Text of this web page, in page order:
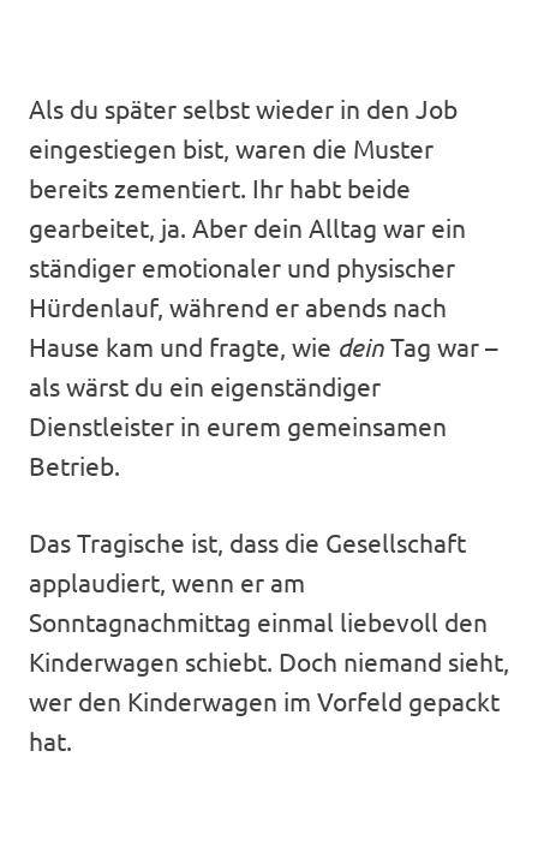
Als du später selbst wieder in den Job
eingestiegen bist, waren die Muster
bereits zementiert. Ihr habt beide
gearbeitet, ja. Aber dein Alltag war ein
ständiger emotionaler und physischer
Hürdenlauf, während er abends nach
Hause kam und fragte, wie deinTag war –
als wärst du ein eigenständiger
Dienstleister in eurem gemeinsamen
Betrieb.
Das Tragische ist, dass die Gesellschaft
applaudiert, wenn er am
Sonntagnachmittag einmal liebevoll den
Kinderwagen schiebt. Doch niemand sieht,
wer den Kinderwagen im Vorfeld gepackt
hat.